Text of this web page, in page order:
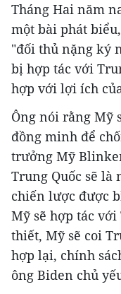
Tháng Hai năm
một bài phát
"đối thủ nặng ký
bị hợp tác với
hợp với lợi ích
Ông nói rằng Mỹ
đồng minh để
trưởng Mỹ
Trung Quốc sẽ là
chiến lược được
Mỹ sẽ hợp tác
thiết, Mỹ sẽ coi
hợp lại, chính
ông Biden chủ